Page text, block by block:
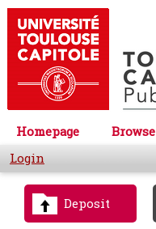
Homepage Browse
Login
Deposit